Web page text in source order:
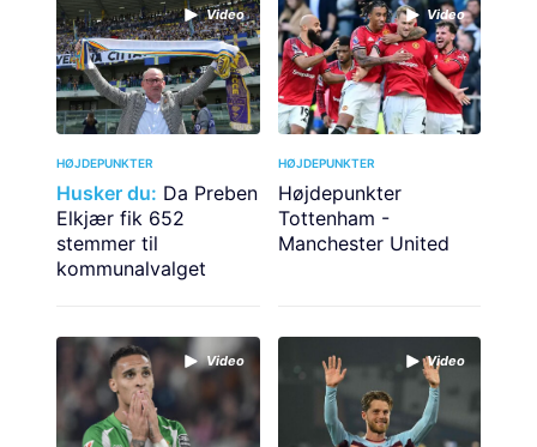
Video
HØJDEPUNKTER
Husker du: Da Preben
Elkjær fik 652
stemmer til
kommunalvalget
Video
HØJDEPUNKTER
Højdepunkter
Tottenham -
Manchester United
Video Video